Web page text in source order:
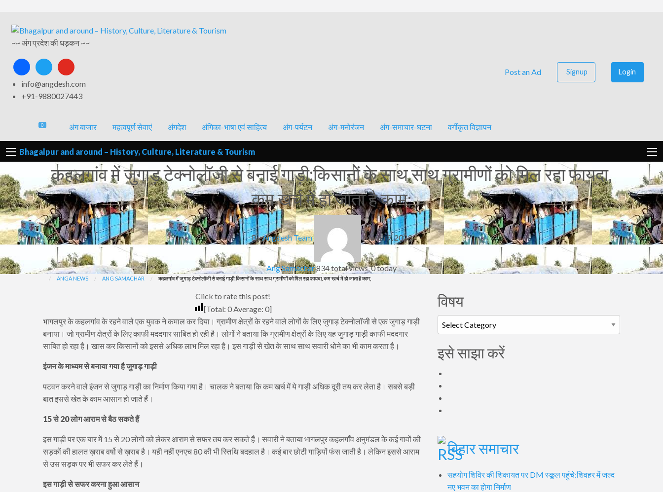
अंगिका-
भाषा एवं
अंग-
पर्यटन
मनोरंजन
अंग-
~~ अंग प्रदेश की धड़कन ~~
facebooktwitteryoutube
info@angdesh.com
+91-9880027443
Post an Ad Signup Login
0 अंग बाजार महत्वपूर्ण सेवाएं अंगदेश अंगिका-भाषा एवं साहित्य अंग-पर्यटन अंग-मनोरंजन अंग-समाचार-घटना वर्गीकृत विज्ञापन
Bhagalpur and around – History, Culture, Literature & Tourism
कहलगांव में जुगाड़ टेक्नोलॉजी से बनाई गाड़ी:किसानों के साथ साथ ग्रामीणों को मिल रहा फायदा,
कम खर्च में हो जाता है काम;
ByAngdesh Team March 9, 2023
Ang Samachar834 total views, 0 today
ANGA NEWS ANG SAMACHAR कहलगांव में जुगाड़ टेक्नोलॉजी से बनाई गाड़ी:किसानों के साथ साथ ग्रामीणों को मिल रहा फायदा, कम खर्च में हो जाता है काम;
Click to rate this post!
[Total: 0Average: 0]
भागलपुर के कहलगांव के रहने वाले एक युवक ने कमाल कर दिया। ग्रामीण क्षेत्रों के रहने वाले लोगों के लिए जुगाड़ टेक्नोलॉजी से एक जुगाड़ गाड़ी
बनाया। जो ग्रामीण क्षेत्रों के लिए काफी मददगार साबित हो रही है। लोगों ने बताया कि ग्रामीण क्षेत्रों के लिए यह जुगाड़ गाड़ी काफी मददगार
साबित हो रहा है। खास कर किसानों को इससे अधिक लाभ मिल रहा है। इस गाड़ी से खेत के साथ साथ सवारी धोने का भी काम करता है।
इंजन के माध्यम से बनाया गया है जुगाड़ गाड़ी
पटवन करने वाले इंजन से जुगाड़ गाड़ी का निर्माण किया गया है। चालक ने बताया कि कम खर्च में ये गाड़ी अधिक दूरी तय कर लेता है। सबसे बड़ी
बात इससे खेत के काम आसान हो जाते हैं।
15 से 20 लोग आराम से बैठ सकते हैं
इस गाड़ी पर एक बार में 15 से 20 लोगों को लेकर आराम से सफर तय कर सकते हैं। सवारी ने बताया भागलपुर कहलगाँव अनुमंडल के कई गावों की
सड़कों की हालत ख़राब वर्षो से ख़राब है। यही नहीं एनएच 80 की भी स्तिथि बदहाल है। कई बार छोटी गाड़ियों फंस जाती है। लेकिन इससे आराम
से उस सड़क पर भी सफर कर लेते हैं।
इस गाड़ी से सफर करना हुआ आसान
विषय
विषय
इसे साझा करें
बिहार समाचार
सहयोग शिविर की शिकायत पर DM स्कूल पहुंचे:शिवहर में जल्द
नए भवन का होगा निर्माण